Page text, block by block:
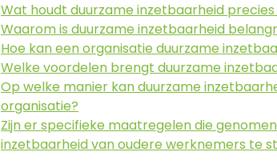
Wat houdt duurzame inzetbaarheid precies
Waarom is duurzame inzetbaarheid
Hoe kan een organisatie duurzame
Welke voordelen brengt duurzame
Op welke manier kan duurzame
organisatie?
Zijn er specifieke maatregelen die
inzetbaarheid van oudere werknemers te